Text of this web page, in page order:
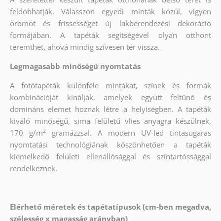
feldobhatják. Válasszon egyedi minták közül, vigyen
örömöt és frissességet új lakberendezési dekoráció
formájában. A tapéták segítségével olyan otthont
teremthet, ahová mindig szívesen tér vissza.
Legmagasabb minőségű nyomtatás
A fotótapéták különféle mintákat, színek és formák
kombinációját kínálják, amelyek együtt feltűnő és
domináns elemet hoznak létre a helyiségben. A tapéták
kiváló minőségű, sima felületű vlies anyagra készülnek,
170 g/m2
gramázzsal. A modern UV-led tintasugaras
nyomtatási technológiának köszönhetően a tapéták
kiemelkedő felületi ellenállósággal és színtartóssággal
rendelkeznek.
Elérhető méretek és tapétatípusok (cm-ben megadva,
szélesség x magasság arányban)